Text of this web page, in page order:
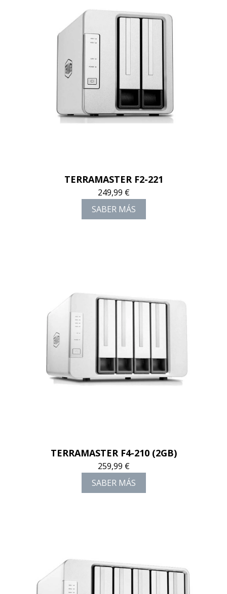
TERRAMASTER F2-221
249,99 €
SABER MÁS
TERRAMASTER F4-210 (2GB)
259,99 €
SABER MÁS